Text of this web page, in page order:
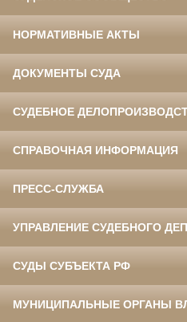
НОРМАТИВНЫЕ АКТЫ
ДОКУМЕНТЫ СУДА
СУДЕБНОЕ
СПРАВОЧНАЯ ИНФОРМАЦИЯ
ПРЕСС-СЛУЖБА
УПРАВЛЕНИЕ СУДЕБНОГО
СУДЫ СУБЪЕКТА РФ
МУНИЦИПАЛЬНЫЕ ОРГАНЫ